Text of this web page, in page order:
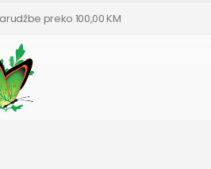
preko 100,00 KM